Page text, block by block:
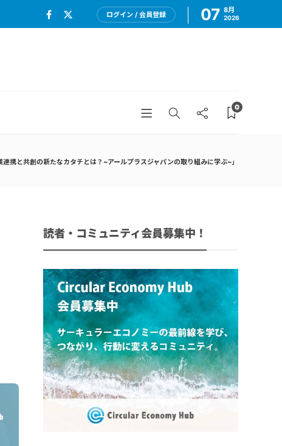
ログイン / 会員登録 07 8月
2026
0
携と共創の新たなカタチとは？~アールプラスジャパンの取り組みに学ぶ~」
読者・コミュニティ会員募集中！